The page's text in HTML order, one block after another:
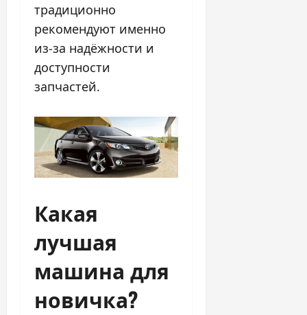
традиционно
рекомендуют именно
из-за надёжности и
доступности
запчастей.
Какая
лучшая
машина для
новичка?